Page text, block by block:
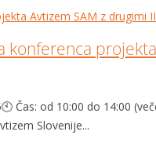
Čas: od 10:00 do 14:00
Slovenije...